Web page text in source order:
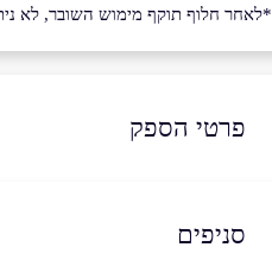
*לאחר חלוף תוקף מימוש השובר, לא
פרטי הספק
באתר
סניפים